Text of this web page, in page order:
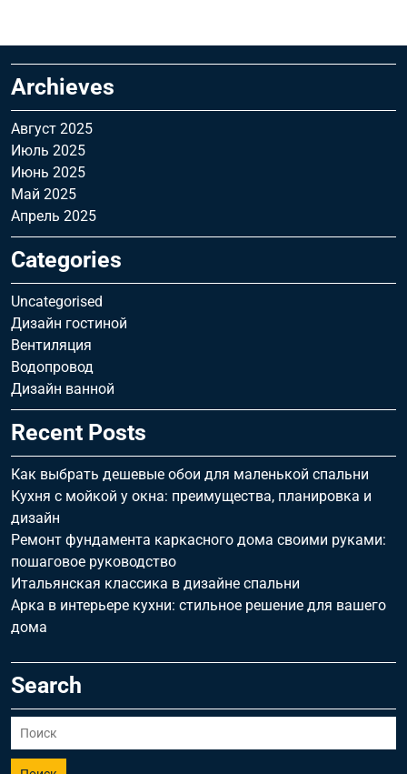
Archieves
Август 2025
Июль 2025
Июнь 2025
Май 2025
Апрель 2025
Categories
Uncategorised
Дизайн гостиной
Вентиляция
Водопровод
Дизайн ванной
Recent Posts
Как выбрать дешевые обои для маленькой спальни
Кухня с мойкой у окна: преимущества, планировка и
дизайн
Ремонт фундамента каркасного дома своими руками:
пошаговое руководство
Итальянская классика в дизайне спальни
Арка в интерьере кухни: стильное решение для вашего
дома
Search